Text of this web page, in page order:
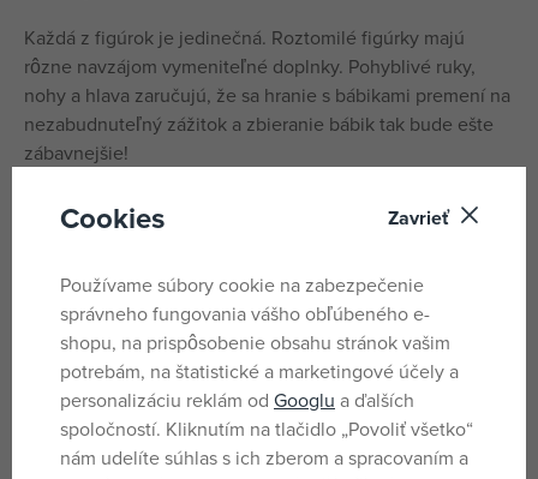
Každá z figúrok je jedinečná. Roztomilé figúrky majú
rôzne navzájom vymeniteľné doplnky. Pohyblivé ruky,
nohy a hlava zaručujú, že sa hranie s bábikami premení na
nezabudnuteľný zážitok a zbieranie bábik tak bude ešte
zábavnejšie!
Bábiky BABY born Minis na hranie aj zbieranie.
samolepkami BABY born Minis.
Parametre
Pohlavie Pro holky
Cookies Zavrieť
Používame súbory cookie na zabezpečenie
správneho fungovania vášho obľúbeného e-
shopu, na prispôsobenie obsahu stránok vašim
potrebám, na štatistické a marketingové účely a
personalizáciu reklám od Googlu a ďalších
spoločností. Kliknutím na tlačidlo „Povoliť všetko“
nám udelíte súhlas s ich zberom a spracovaním a